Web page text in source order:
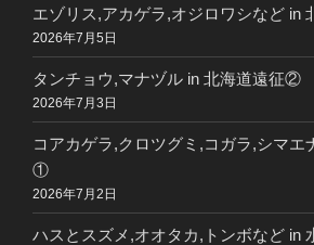
エゾリス,アカゲラ,オジロワシなど in
2026年7月5日
タンチョウ,マナヅル in 北海道遠征②
2026年7月3日
コアカゲラ,クロツグミ,コガラ,シマエ
①
2026年7月2日
ハスとスズメ,オオタカ,トンボなど in